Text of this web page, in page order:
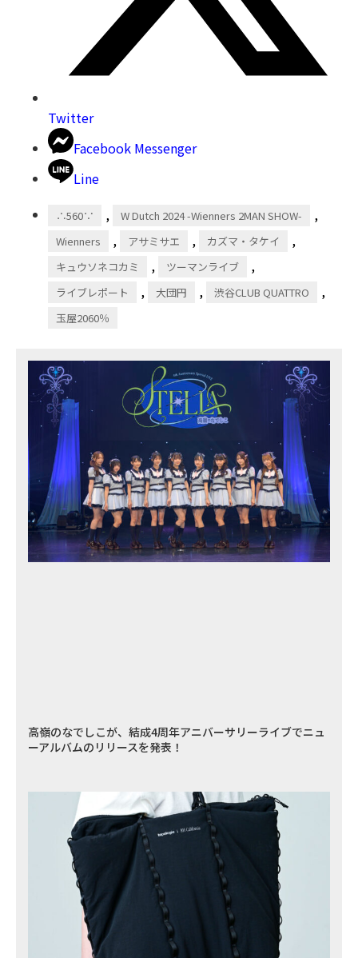
Twitter
Facebook Messenger
Line
∴560∵ , W Dutch 2024 -Wienners 2MAN SHOW- ,
Wienners , アサミサエ , カズマ・タケイ ,
キュウソネコカミ , ツーマンライブ ,
ライブレポート , 大団円 , 渋谷CLUB QUATTRO ,
玉屋2060％
高嶺のなでしこが、結成4周年アニバーサリーライブでニュ
ーアルバムのリリースを発表！